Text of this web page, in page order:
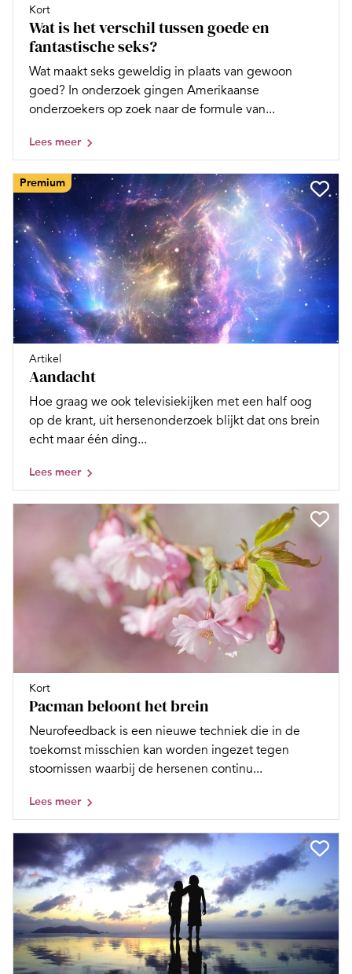
Kort
Wat is het verschil tussen goede en
fantastische seks?
Wat maakt seks geweldig in plaats van gewoon
goed? In onderzoek gingen Amerikaanse
onderzoekers op zoek naar de formule van...
Lees meer
Premium
Artikel
Aandacht
Hoe graag we ook televisiekijken met een half oog
op de krant, uit hersenonderzoek blijkt dat ons brein
echt maar één ding...
Lees meer
Kort
Pacman beloont het brein
Neurofeedback is een nieuwe techniek die in de
toekomst misschien kan worden ingezet tegen
stoornissen waarbij de hersenen continu...
Lees meer